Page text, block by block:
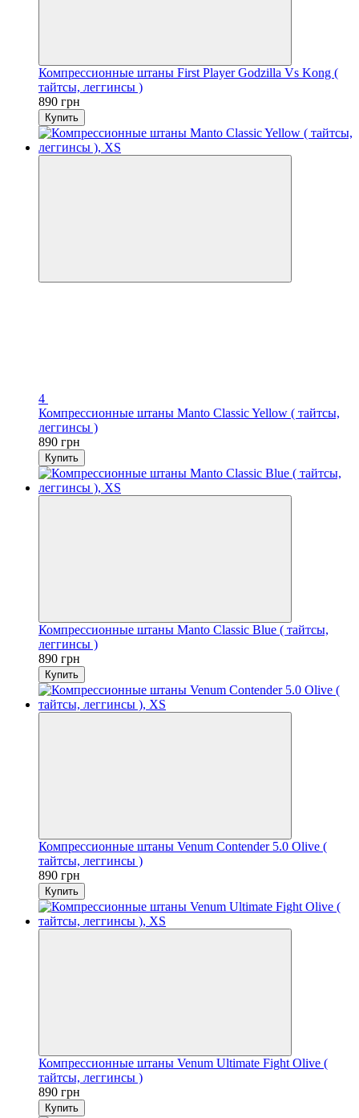
Компрессионные штаны First Player Godzilla Vs Kong (
тайтсы, леггинсы )
890 грн
Купить
4
Компрессионные штаны Manto Classic Yellow ( тайтсы,
леггинсы )
890 грн
Купить
Компрессионные штаны Manto Classic Blue ( тайтсы,
леггинсы )
890 грн
Купить
Компрессионные штаны Venum Contender 5.0 Olive (
тайтсы, леггинсы )
890 грн
Купить
Компрессионные штаны Venum Ultimate Fight Olive (
тайтсы, леггинсы )
890 грн
Купить